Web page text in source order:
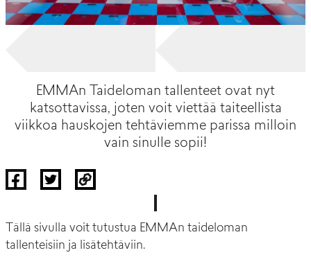
EMMAn Taideloman tallenteet ovat nyt
katsottavissa, joten voit viettää taiteellista
viikkoa hauskojen tehtäviemme parissa milloin
vain sinulle sopii!
Tällä sivulla voit tutustua EMMAn taideloman
tallenteisiin ja lisätehtäviin.